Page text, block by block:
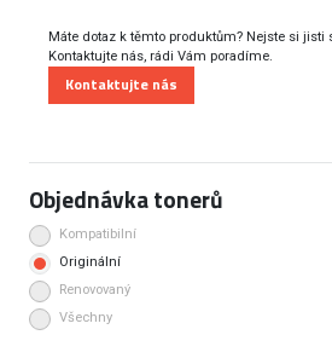
Máte dotaz k těmto produktům? Nejste si jisti
Kontaktujte nás, rádi Vám poradíme.
Kontaktujte nás
Objednávka tonerů
Kompatibilní
Originální
Renovovaný
Všechny